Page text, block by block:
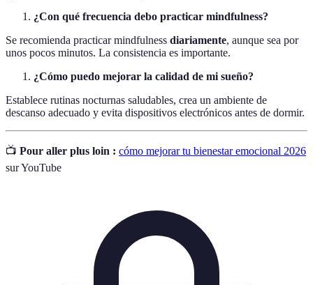
¿Con qué frecuencia debo practicar mindfulness?
Se recomienda practicar mindfulness diariamente, aunque sea por
unos pocos minutos. La consistencia es importante.
¿Cómo puedo mejorar la calidad de mi sueño?
Establece rutinas nocturnas saludables, crea un ambiente de
descanso adecuado y evita dispositivos electrónicos antes de dormir.
📺 Pour aller plus loin : cómo mejorar tu bienestar emocional 2026
sur YouTube